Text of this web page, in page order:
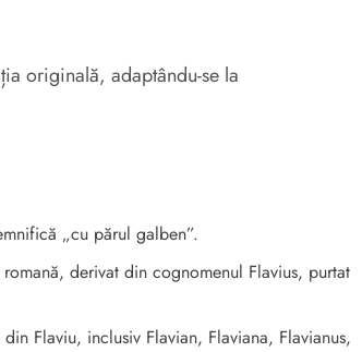
originală, adaptându-se la
„cu părul galben”.
derivat din cognomenul Flavius, purtat
Flaviu, inclusiv Flavian, Flaviana, Flavianus,